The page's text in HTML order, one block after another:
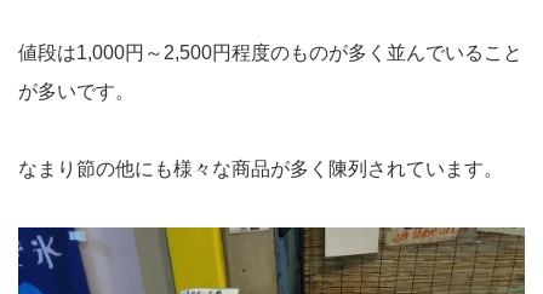
値段は1,000円～2,500円程度のものが多く並んでいること
が多いです。
なまり節の他にも様々な商品が多く陳列されています。